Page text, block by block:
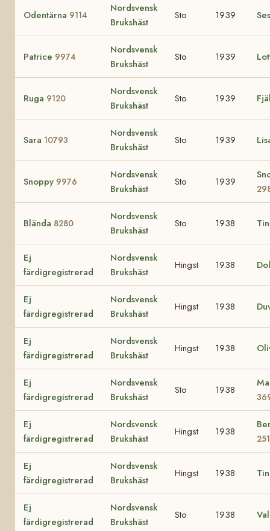
Odentärna 9114
Nordsvensk
Brukshäst
Sto 1939
Patrice 9974
Nordsvensk
Brukshäst
Sto 1939
Ruga 9120
Nordsvensk
Brukshäst
Sto 1939
Sara 10793
Nordsvensk
Brukshäst
Sto 1939
Snoppy 9976
Nordsvensk
Brukshäst
Sto 1939
Blända 8280
Nordsvensk
Brukshäst
Sto 1938
Ej
färdigregistrerad
Nordsvensk
Brukshäst
Hingst 1938
Ej
färdigregistrerad
Nordsvensk
Brukshäst
Hingst 1938
Ej
färdigregistrerad
Nordsvensk
Brukshäst
Hingst 1938
Ej
färdigregistrerad
Nordsvensk
Brukshäst
Sto 1938
Ej
färdigregistrerad
Nordsvensk
Brukshäst
Hingst 1938
Ej
färdigregistrerad
Nordsvensk
Brukshäst
Hingst 1938
Ej
färdigregistrerad
Nordsvensk
Brukshäst
Sto 1938